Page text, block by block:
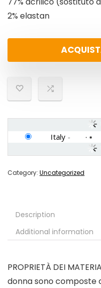
2% elastan
Italy -
Category: Uncategorized
Description
Additional information
PROPRIETÀ DEI
donna sono composte